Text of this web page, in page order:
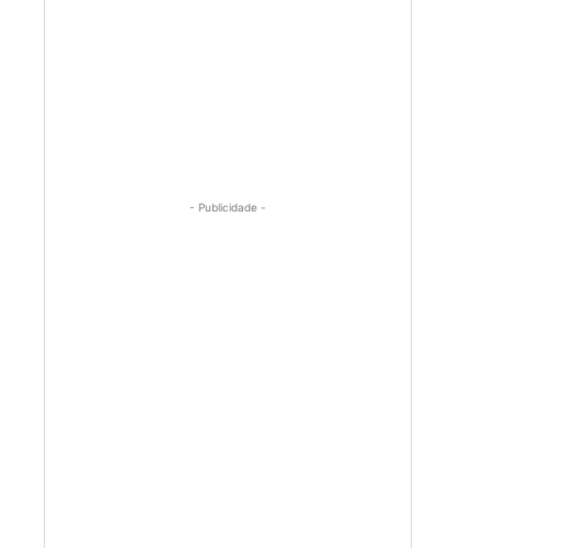
- Publicidade -